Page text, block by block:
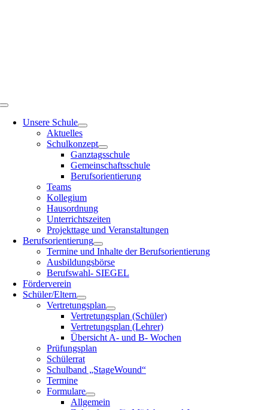
Toggle
NavigationUnsere Schule
Aktuelles
Schulkonzept
Ganztagsschule
Gemeinschaftsschule
Berufsorientierung
Teams
Kollegium
Hausordnung
Unterrichtszeiten
Projekttage und Veranstaltungen
Berufsorientierung
Termine und Inhalte der Berufsorientierung
Ausbildungsbörse
Berufswahl- SIEGEL
Förderverein
Schüler/Eltern
Vertretungsplan
Vertretungsplan (Schüler)
Vertretungsplan (Lehrer)
Übersicht A- und B- Wochen
Prüfungsplan
Schülerrat
Schulband „StageWound“
Termine
Formulare
Allgemein